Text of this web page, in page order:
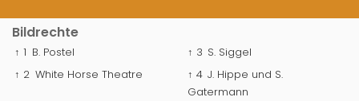
Bildrechte
↑ 1 B. Postel
↑ 2 White Horse Theatre
↑ 3 S. Siggel
↑ 4 J. Hippe und S.
Gatermann